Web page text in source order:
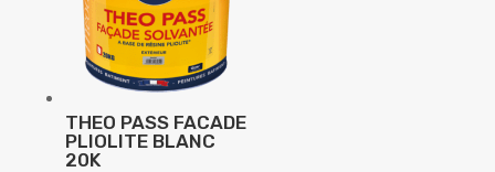
THEO PASS FACADE
PLIOLITE BLANC
20K